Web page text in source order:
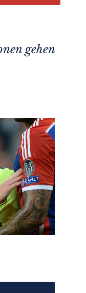
gehen